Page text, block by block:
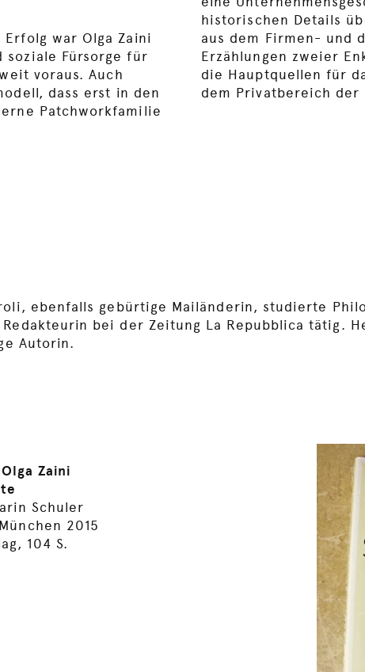
war Olga Zaini
soziale Fürsorge für
voraus. Auch
dass erst in den
Patchworkfamilie
historischen Details
aus dem Firmen- und
Erzählungen zweier
die Hauptquellen für
dem Privatbereich der
ebenfalls gebürtige Mailänderin, studierte
bei der Zeitung La Repubblica tätig.
Autorin.
Zaini
Schuler
2015
104 S.